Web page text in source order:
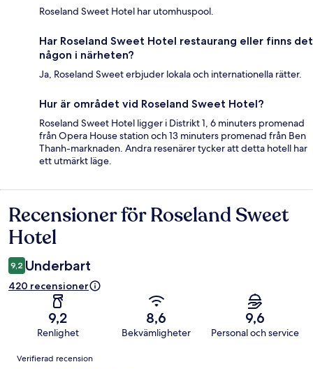
Roseland Sweet Hotel har utomhuspool.
Har Roseland Sweet Hotel restaurang eller finns det
någon i närheten?
Ja, Roseland Sweet erbjuder lokala och internationella rätter.
Hur är området vid Roseland Sweet Hotel?
Roseland Sweet Hotel ligger i Distrikt 1, 6 minuters promenad
från Opera House station och 13 minuters promenad från Ben
Thanh-marknaden. Andra resenärer tycker att detta hotell har
ett utmärkt läge.
Recensioner
Recensioner för Roseland Sweet
Hotel
9,2 Underbart
420 recensioner
9,2
Renlighet
8,6
Bekvämligheter
9,6
Personal och service
Recensioner
Verifierad recension